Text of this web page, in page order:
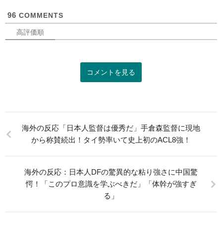
96 COMMENTS
高評価順
コメントを見る
海外の反応「日本人監督は優秀だ」手倉森監督に現地
から称賛続出！タイ勢率いて史上初のACL8強！
海外の反応：日本人DFの驚異的な粘り強さに中国驚
愕！「このプロ意識を学ぶべきだ」「体幹が強すぎ
る」